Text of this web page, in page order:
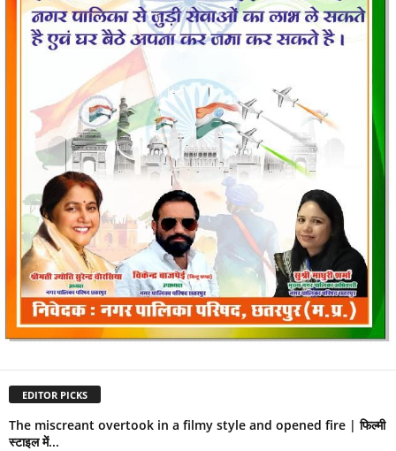
EDITOR PICKS
The miscreant overtook in a filmy style and opened fire | फिल्मी
स्टाइल में...